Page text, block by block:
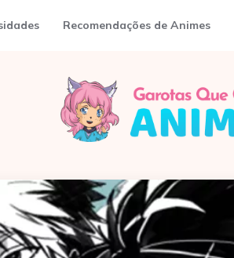
Recomendações de Animes